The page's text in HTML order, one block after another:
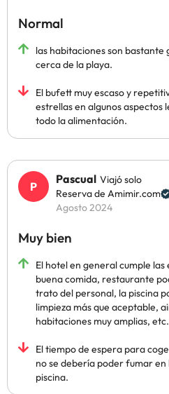
Normal
las habitaciones son bastante
cerca de la playa.
El bufett muy escaso y
estrellas en algunos aspectos
todo la alimentación.
Pascual Viajó solo
Reserva de Amimir.com
Agosto 2024
Muy bien
El hotel en general cumple
buena comida, restaurante
trato del personal, la piscina
limpieza más que aceptable,
habitaciones muy amplias, etc.
El tiempo de espera para
no se debería poder fumar en
piscina.